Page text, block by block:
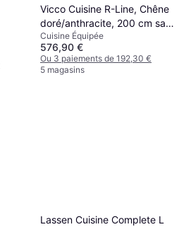
Vicco Cuisine R-Line, Chêne
doré/anthracite, 200 cm sans
plan de travail
Cuisine Équipée
576,90 €
Ou 3 paiements de 192,30 €
5 magasins
Lassen Cuisine Complete L